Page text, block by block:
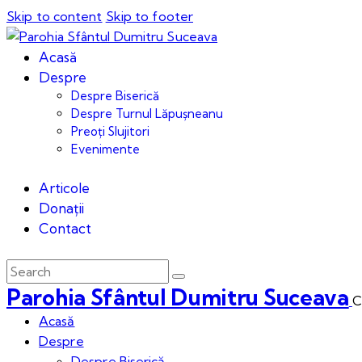
Skip to content Skip to footer
Acasă
Despre
Despre Biserică
Despre Turnul Lăpușneanu
Preoți Slujitori
Evenimente
Articole
Donații
Contact
Parohia Sfântul Dumitru Suceava
Acasă
Despre